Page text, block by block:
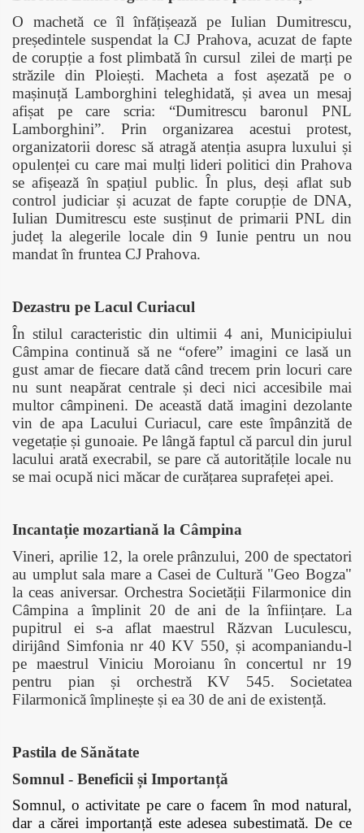
O machetă ce îl înfățișează pe Iulian Dumitrescu,
președintele suspendat la CJ Prahova, acuzat de fapte
de corupție a fost plimbată în cursul zilei de marți pe
străzile din Ploiești. Macheta a fost așezată pe o
mașinuță Lamborghini teleghidată, și avea un mesaj
afișat pe care scria: “Dumitrescu baronul PNL
Lamborghini”. Prin organizarea acestui protest,
organizatorii doresc să atragă atenția asupra luxului și
opulenței cu care mai mulți lideri politici din Prahova
se afișează în spațiul public. În plus, deși aflat sub
control judiciar și acuzat de fapte corupție de DNA,
Iulian Dumitrescu este susținut de primarii PNL din
județ la alegerile locale din 9 Iunie pentru un nou
mandat în fruntea CJ Prahova.
Dezastru pe Lacul Curiacul
În stilul caracteristic din ultimii 4 ani, Municipiului
Câmpina continuă să ne “ofere” imagini ce lasă un
gust amar de fiecare dată când trecem prin locuri care
nu sunt neapărat centrale și deci nici accesibile mai
multor câmpineni. De această dată imagini dezolante
vin de apa Lacului Curiacul, care este împânzită de
vegetație și gunoaie. Pe lângă faptul că parcul din jurul
lacului arată execrabil, se pare că autoritățile locale nu
se mai ocupă nici măcar de curățarea suprafeței apei.
Incantație mozartiană la Câmpina
Vineri, aprilie 12, la orele prânzului, 200 de spectatori
au umplut sala mare a Casei de Cultură "Geo Bogza"
la ceas aniversar. Orchestra Societății Filarmonice din
Câmpina a împlinit 20 de ani de la înființare. La
pupitrul ei s-a aflat maestrul Răzvan Luculescu,
dirijând Simfonia nr 40 KV 550, și acompaniandu-l
pe maestrul Viniciu Moroianu în concertul nr 19
pentru pian și orchestră KV 545. Societatea
Filarmonică împlinește și ea 30 de ani de existență.
Pastila de Sănătate
Somnul - Beneficii și Importanță
Somnul, o activitate pe care o facem în mod natural,
dar a cărei importanță este adesea subestimată. De ce